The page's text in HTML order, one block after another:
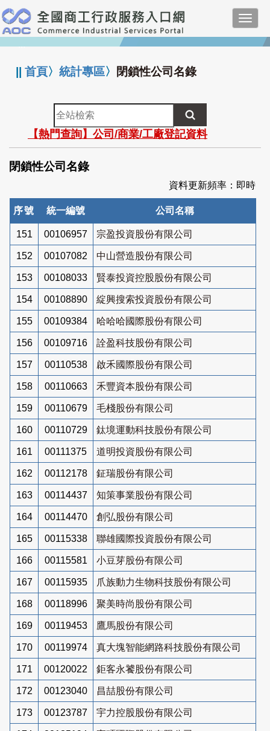
跳
到
主
要
:::
||首頁〉統計專區〉 閉鎖性公司名錄
全
站
檢
索
【熱門查詢】公司/商業/工廠登記資料
閉鎖性公司名錄
資料更新頻率：即時
序號 統一編號 公司名稱
151 00106957 宗盈投資股份有限公司
152 00107082 中山營造股份有限公司
153 00108033 賢泰投資控股股份有限公司
154 00108890 綻興搜索投資股份有限公司
155 00109384 哈哈哈國際股份有限公司
156 00109716 詮盈科技股份有限公司
157 00110538 啟禾國際股份有限公司
158 00110663 禾豐資本股份有限公司
159 00110679 毛棧股份有限公司
160 00110729 鈦境運動科技股份有限公司
161 00111375 道明投資股份有限公司
162 00112178 鉦瑞股份有限公司
163 00114437 知策事業股份有限公司
164 00114470 創弘股份有限公司
165 00115338 聯雄國際投資股份有限公司
166 00115581 小豆芽股份有限公司
167 00115935 爪族動力生物科技股份有限公司
168 00118996 聚美時尚股份有限公司
169 00119453 鷹馬股份有限公司
170 00119974 真大塊智能網路科技股份有限公司
171 00120022 鉅客永饕股份有限公司
172 00123040 昌喆股份有限公司
173 00123787 宇力控股股份有限公司